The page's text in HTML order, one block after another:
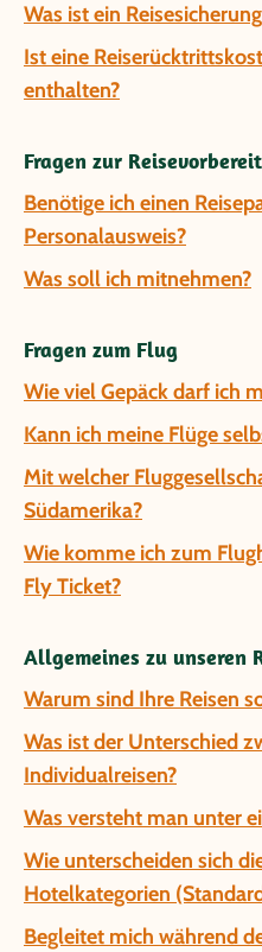
Was ist ein
Ist eine
enthalten?
Fragen zur
Benötige ich einen
Personalausweis?
Was soll ich mitnehmen?
Fragen zum Flug
Wie viel Gepäck darf ich
Kann ich meine Flüge
Mit welcher
Südamerika?
Wie komme ich zum
Fly Ticket?
Allgemeines zu unseren
Warum sind Ihre Reisen
Was ist der Unterschied
Individualreisen?
Was versteht man unter
Wie unterscheiden sich
Hotelkategorien
Begleitet mich während